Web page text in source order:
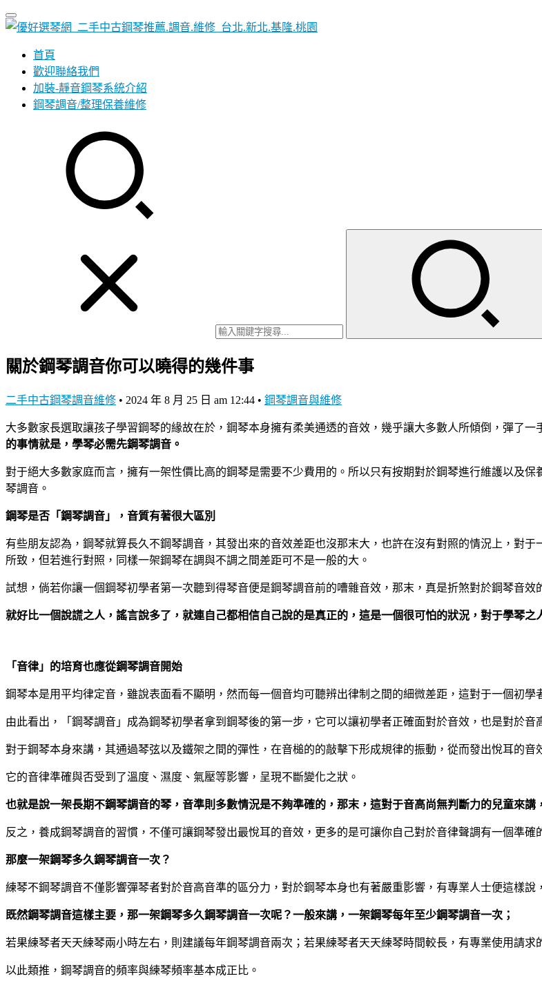
首頁
歡迎聯絡我們
加裝-靜音鋼琴系統介紹
鋼琴調音/整理保養維修
關於鋼琴調音你可以曉得的幾件事
二手中古鋼琴調音維修 • 2024 年 8 月 25 日 am 12:44 • 鋼琴調音與維修
大多數家長選取讓孩子學習鋼琴的緣故在於，鋼琴本身擁有柔美通透的音效，幾乎讓大多數人所傾倒，彈了一
的事情就是，學琴必需先鋼琴調音。
對于絕大多數家庭而言，擁有一架性價比高的鋼琴是需要不少費用的。所以只有按期對於鋼琴進行維護以及
琴調音。
鋼琴是否「鋼琴調音」，音質有著很大區別
有些朋友認為，鋼琴就算長久不鋼琴調音，其發出來的音效差距也沒那末大，也許在沒有對照的情況上，對
所致，但若進行對照，同樣一架鋼琴在調與不調之間差距可不是一般的大。
試想，倘若你讓一個鋼琴初學者第一次聽到得琴音便是鋼琴調音前的嘈雜音效，那末，真是折煞對於鋼琴音效
就好比一個說謊之人，謠言說多了，就連自己都相信自己說的是真正的，這是一個很可怕的狀況，對于學琴之
「音律」的培育也應從鋼琴調音開始
鋼琴本是用平均律定音，雖說表面看不顯明，然而每一個音均可聽辨出律制之間的細微差距，這對于一個初
由此看出，「鋼琴調音」成為鋼琴初學者拿到鋼琴後的第一步，它可以讓初學者正確面對於音效，也是對於音
對于鋼琴本身來講，其通過琴弦以及鐵架之間的彈性，在音槌的的敲擊下形成規律的振動，從而發出悅耳的音
它的音律準確與否受到了溫度、濕度、氣壓等影響，呈現不斷變化之狀。
也就是說一架長期不鋼琴調音的琴，音準則多數情況是不夠準確的，那末，這對于音高尚無判斷力的兒童來
反之，養成鋼琴調音的習慣，不僅可讓鋼琴發出最悅耳的音效，更多的是可讓你自己對於音律聲調有一個準確
那麼一架鋼琴多久鋼琴調音一次？
練琴不鋼琴調音不僅影響彈琴者對於音高音準的區分力，對於鋼琴本身也有著嚴重影響，有專業人士便這樣說
既然鋼琴調音這樣主要，那一架鋼琴多久鋼琴調音一次呢？一般來講，一架鋼琴每年至少鋼琴調音一次；
若果練琴者天天練琴兩小時左右，則建議每年鋼琴調音兩次；若果練琴者天天練琴時間較長，有專業使用請求
以此類推，鋼琴調音的頻率與練琴頻率基本成正比。